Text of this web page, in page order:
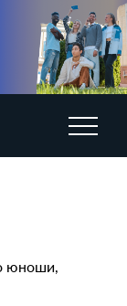
юноши,